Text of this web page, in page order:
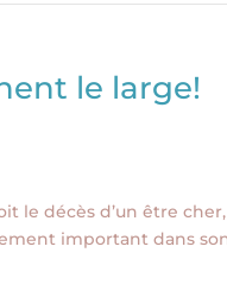
le large!
le décès d’un être
important dans